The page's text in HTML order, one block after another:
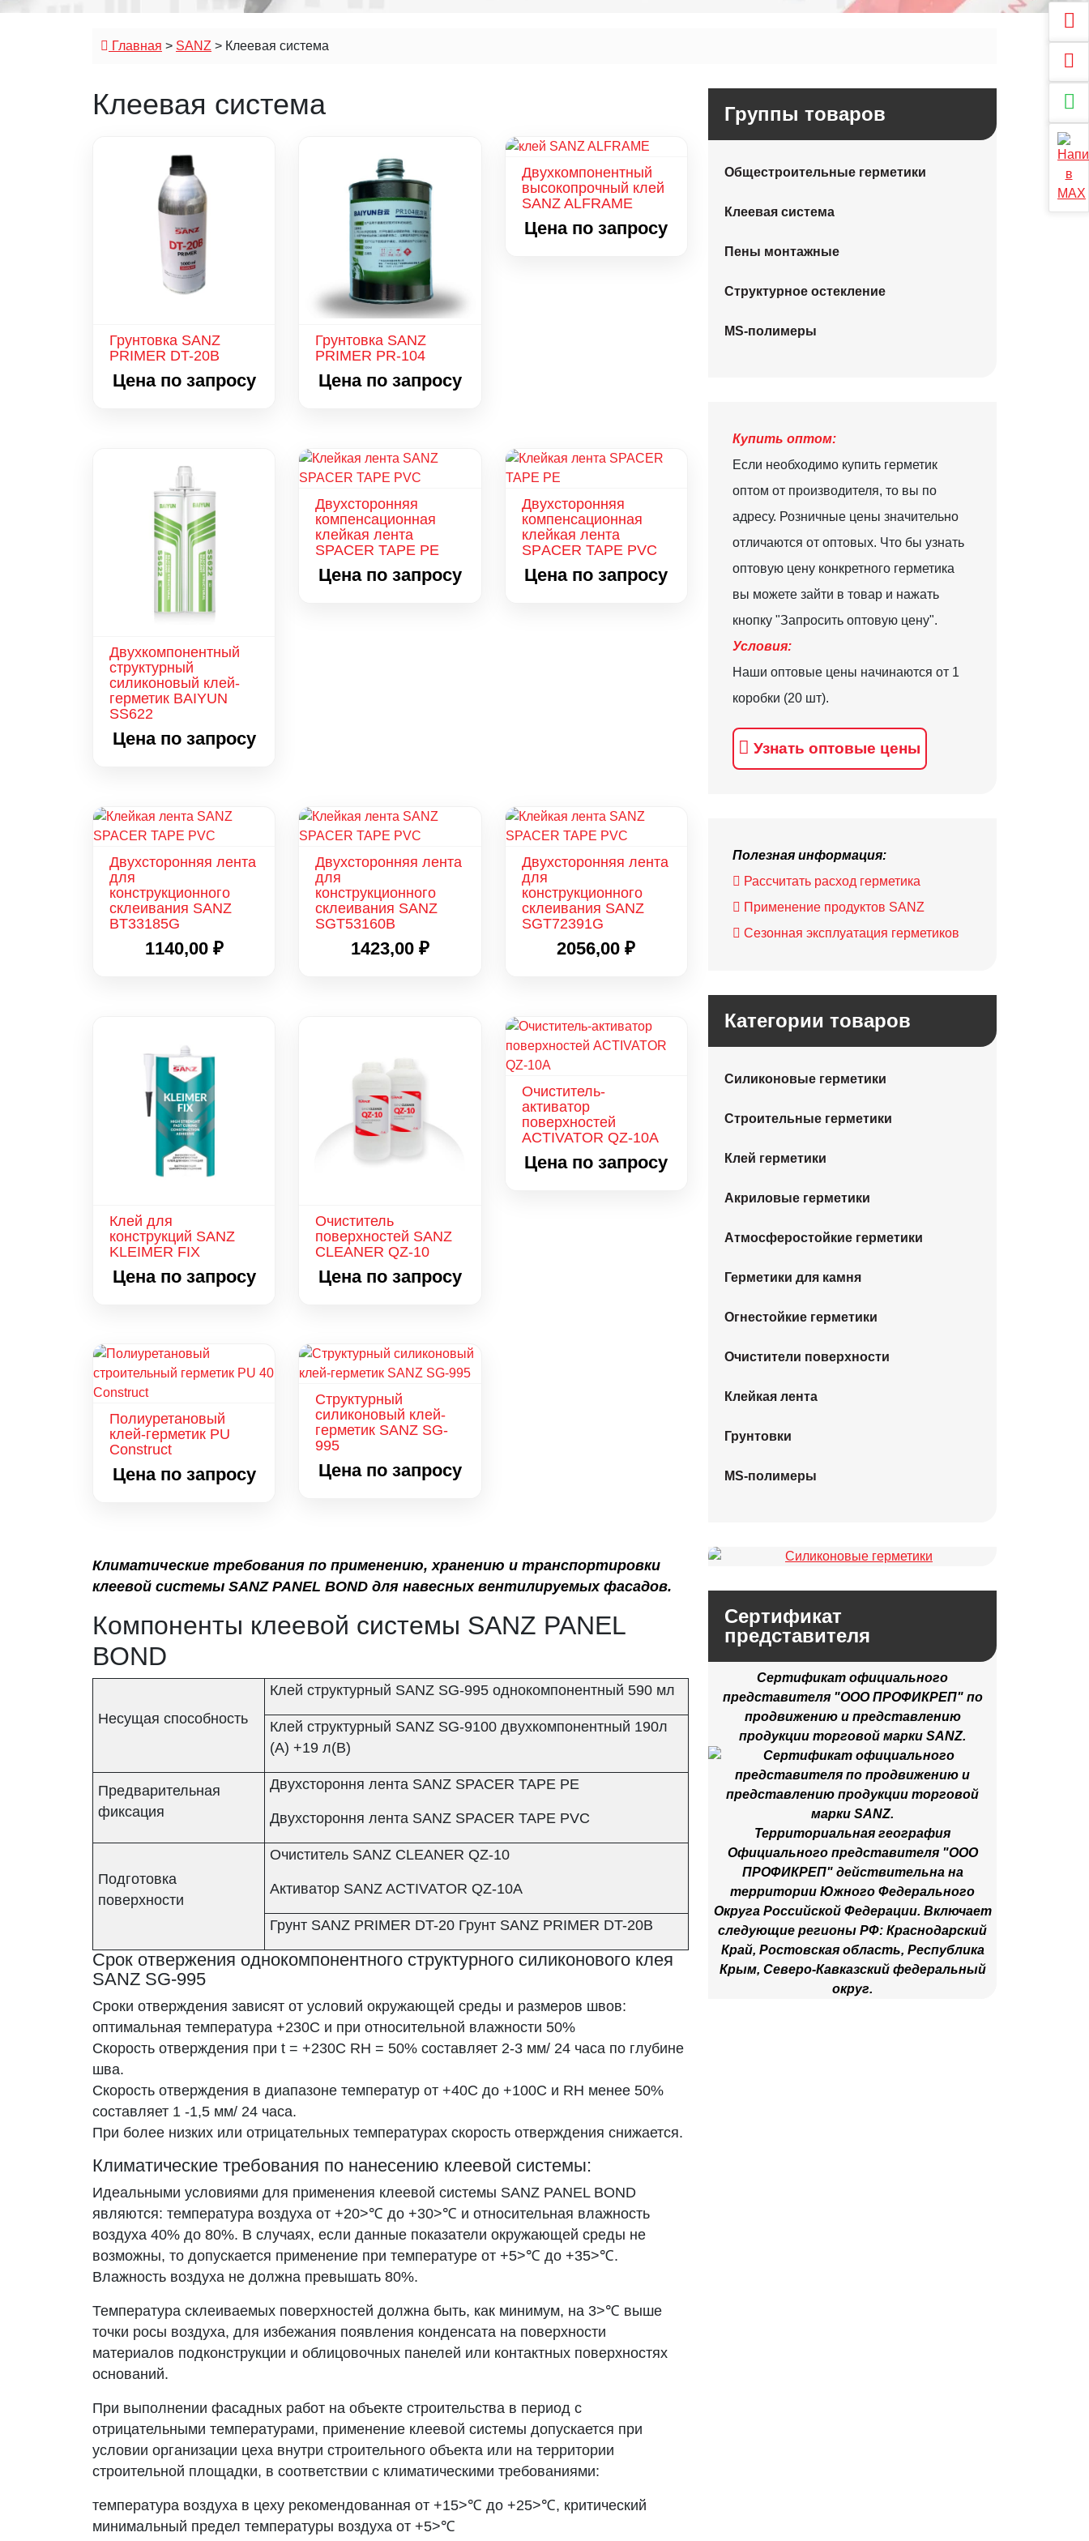
Главная > SANZ > Клеевая система
Клеевая система
Грунтовка SANZ
PRIMER DT-20B
Цена по запросу
Грунтовка SANZ
PRIMER PR-104
Цена по запросу
Двухкомпонентный
высокопрочный клей
SANZ ALFRAME
Цена по запросу
Двухкомпонентный
структурный
силиконовый клей-
герметик BAIYUN
SS622
Цена по запросу
Двухсторонняя
компенсационная
клейкая лента
SPACER TAPE PE
Цена по запросу
Двухсторонняя
компенсационная
клейкая лента
SPАCER TAPE PVC
Цена по запросу
Двухсторонняя лента
для
конструкционного
склеивания SANZ
BT33185G
1140,00 ₽
Двухсторонняя лента
для
конструкционного
склеивания SANZ
SGT53160B
1423,00 ₽
Двухсторонняя лента
для
конструкционного
склеивания SANZ
SGT72391G
2056,00₽
Клей для
конструкций SANZ
KLEIMER FIX
Цена по запросу
Очиститель
поверхностей SANZ
CLEANER QZ-10
Цена по запросу
Очиститель-
активатор
поверхностей
ACTIVATOR QZ-10A
Цена по запросу
Полиуретановый
клей-герметик PU
Construct
Цена по запросу
Структурный
силиконовый клей-
герметик SANZ SG-
995
Цена по запросу
Климатические требования по применению, хранению и транспортировки
клеевой системы SANZ PANEL BOND для навесных вентилируемых фасадов.
Компоненты клеевой системы SANZ PANEL
BOND
Несущая способность
Клей структурный SANZ SG-995 однокомпонентный 590 мл
Клей структурный SANZ SG-9100 двухкомпонентный 190л
(А) +19 л(В)
Предварительная
фиксация
Двухстороння лента SANZ SPACER TAPE PE
Двухстороння лента SANZ SPACER TAPE PVC
Подготовка
поверхности
Очиститель SANZ CLEANER QZ-10
Активатор SANZ ACTIVATOR QZ-10A
Грунт SANZ PRIMER DT-20 Грунт SANZ PRIMER DT-20B
Срок отвержения однокомпонентного структурного силиконового клея
SANZ SG-995
Сроки отверждения зависят от условий окружающей среды и размеров швов:
оптимальная температура +230С и при относительной влажности 50%
Скорость отверждения при t = +230С RH = 50% составляет 2-3 мм/ 24 часа по глубине
шва.
Скорость отверждения в диапазоне температур от +40С до +100С и RH менее 50%
составляет 1 -1,5 мм/ 24 часа.
При более низких или отрицательных температурах скорость отверждения снижается.
Климатические требования по нанесению клеевой системы:
Идеальными условиями для применения клеевой системы SANZ PANEL BOND
являются: температура воздуха от +20>℃ до +30>℃ и относительная влажность
воздуха 40% до 80%. В случаях, если данные показатели окружающей среды не
возможны, то допускается применение при температуре от +5>℃ до +35>℃.
Влажность воздуха не должна превышать 80%.
Температура склеиваемых поверхностей должна быть, как минимум, на 3>℃ выше
точки росы воздуха, для избежания появления конденсата на поверхности
материалов подконструкции и облицовочных панелей или контактных поверхностях
оснований.
При выполнении фасадных работ на объекте строительства в период с
отрицательными температурами, применение клеевой системы допускается при
условии организации цеха внутри строительного объекта или на территории
строительной площадки, в соответствии с климатическими требованиями:
температура воздуха в цеху рекомендованная от +15>℃ до +25>℃, критический
минимальный предел температуры воздуха от +5>℃
Группы товаров
Общестроительные герметики
Клеевая система
Пены монтажные
Структурное остекление
MS-полимеры
Купить оптом:
Если необходимо купить герметик
оптом от производителя, то вы по
адресу. Розничные цены значительно
отличаются от оптовых. Что бы узнать
оптовую цену конкретного герметика
вы можете зайти в товар и нажать
кнопку "Запросить оптовую цену".
Условия:
Наши оптовые цены начинаются от 1
коробки (20 шт).
Узнать оптовые цены
Полезная информация:
Рассчитать расход герметика
Применение продуктов SANZ
Сезонная эксплуатация герметиков
Категории товаров
Силиконовые герметики
Строительные герметики
Клей герметики
Акриловые герметики
Атмосферостойкие герметики
Герметики для камня
Огнестойкие герметики
Очистители поверхности
Клейкая лента
Грунтовки
MS-полимеры
Сертификат
представителя
Сертификат официального
представителя "ООО ПРОФИКРЕП" по
продвижению и представлению
продукции торговой марки SANZ.
Территориальная география
Официального представителя "ООО
ПРОФИКРЕП" действительна на
территории Южного Федерального
Округа Российской Федерации. Включает
следующие регионы РФ: Краснодарский
Край, Ростовская область, Республика
Крым, Северо-Кавказский федеральный
округ.